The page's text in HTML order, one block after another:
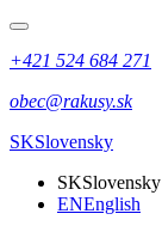
+421 524 684 271
obec@rakusy.sk
SKSlovensky
SKSlovensky
ENEnglish